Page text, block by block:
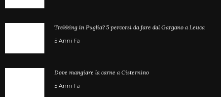
Trekking in Puglia? 5 percorsi da fare dal Gargano a Leuca
5 Anni Fa
Dove mangiare la carne a Cisternino
5 Anni Fa